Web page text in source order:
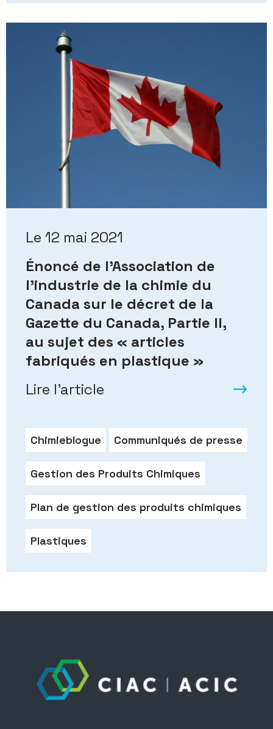
Le 12 mai 2021
Énoncé de l’Association de
l’industrie de la chimie du
Canada sur le décret de la
Gazette du Canada, Partie II,
au sujet des « articles
fabriqués en plastique »
Lire l’article
Chimieblogue Communiqués de presse
Gestion des Produits Chimiques
Plan de gestion des produits chimiques
Plastiques